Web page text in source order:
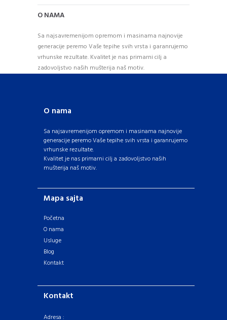
O NAMA
Sa najsavremenijom opremom i masinama najnovije
generacije peremo Vaše tepihe svih vrsta i garanrujemo
vrhunske rezultate. Kvalitet je nas primarni cilj a
zadovoljstvo naših mušterija naš motiv.
O nama
Sa najsavremenijom opremom i masinama najnovije
generacije peremo Vaše tepihe svih vrsta i garanrujemo
vrhunske rezultate.
Kvalitet je nas primarni cilj a zadovoljstvo naših
mušterija naš motiv.
Mapa sajta
Početna
O nama
Usluge
Blog
Kontakt
Kontakt
Adresa :